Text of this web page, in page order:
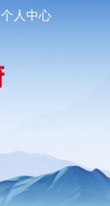
个人中心